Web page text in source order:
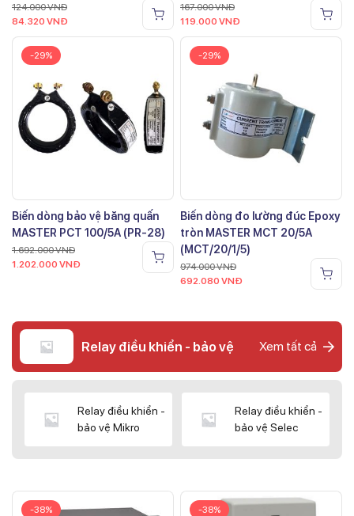
124.000VNĐ
84.320 VNĐ
167.000VNĐ
119.000 VNĐ
-29%
Biến dòng bảo vệ băng quấn
MASTER PCT 100/5A (PR-28)
1.692.000VNĐ
1.202.000 VNĐ
-29%
Biến dòng đo lường đúc Epoxy
tròn MASTER MCT 20/5A
(MCT/20/1/5)
974.000VNĐ
692.080 VNĐ
Relay điều khiển - bảo vệ Xem tất cả
Relay điều khiển -
bảo vệ Mikro
Relay điều khiển -
bảo vệ Selec
-38% -38%